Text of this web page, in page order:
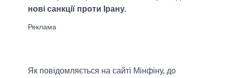
нові санкції проти Ірану.
Як повідомляється на сайті Мінфіну, до